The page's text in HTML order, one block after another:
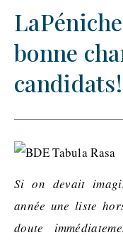
bonne
candidats!
Si on devait
année une liste
doute